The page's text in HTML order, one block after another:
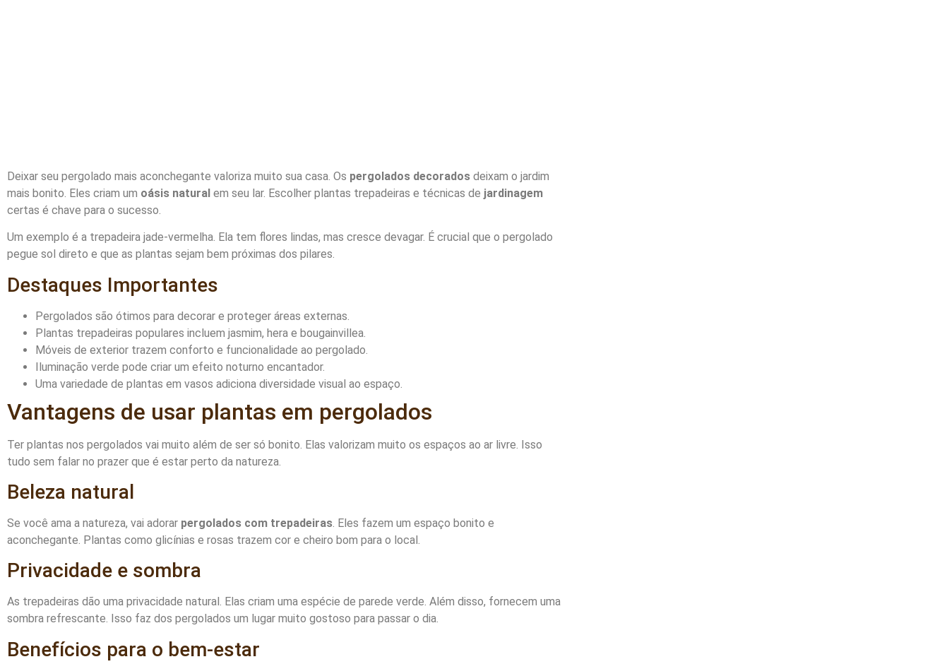
Deixar seu pergolado mais aconchegante valoriza muito sua casa. Os pergolados decorados deixam o jardim
mais bonito. Eles criam um oásis natural em seu lar. Escolher plantas trepadeiras e técnicas de jardinagem
certas é chave para o sucesso.
Um exemplo é a trepadeira jade-vermelha. Ela tem flores lindas, mas cresce devagar. É crucial que o pergolado
pegue sol direto e que as plantas sejam bem próximas dos pilares.
Destaques Importantes
Pergolados são ótimos para decorar e proteger áreas externas.
Plantas trepadeiras populares incluem jasmim, hera e bougainvillea.
Móveis de exterior trazem conforto e funcionalidade ao pergolado.
Iluminação verde pode criar um efeito noturno encantador.
Uma variedade de plantas em vasos adiciona diversidade visual ao espaço.
Vantagens de usar plantas em pergolados
Ter plantas nos pergolados vai muito além de ser só bonito. Elas valorizam muito os espaços ao ar livre. Isso
tudo sem falar no prazer que é estar perto da natureza.
Beleza natural
Se você ama a natureza, vai adorar pergolados com trepadeiras. Eles fazem um espaço bonito e
aconchegante. Plantas como glicínias e rosas trazem cor e cheiro bom para o local.
Privacidade e sombra
As trepadeiras dão uma privacidade natural. Elas criam uma espécie de parede verde. Além disso, fornecem uma
sombra refrescante. Isso faz dos pergolados um lugar muito gostoso para passar o dia.
Benefícios para o bem-estar